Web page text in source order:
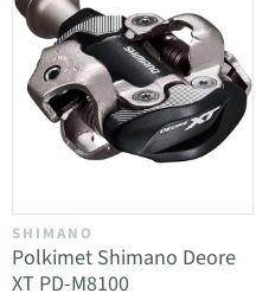
SHIMANO
Polkimet Shimano Deore
XT PD-M8100